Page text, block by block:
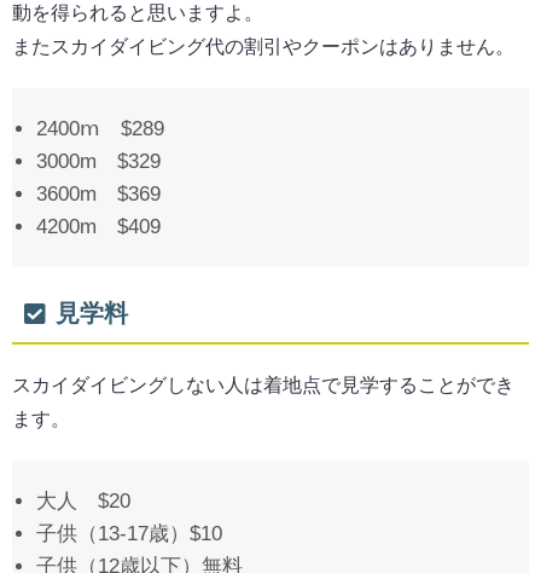
動を得られると思いますよ。
またスカイダイビング代の割引やクーポンはありません。
2400ⅿ $289
3000m $329
3600m $369
4200m $409
見学料
スカイダイビングしない人は着地点で見学することができ
ます。
大人 $20
子供（13-17歳）$10
子供（12歳以下）無料